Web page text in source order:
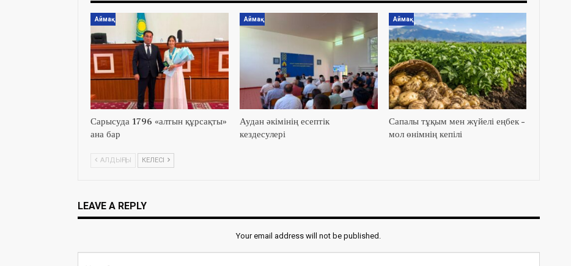
Аймақ
Сарысуда 1796 «алтын құрсақты»
ана бар
Аймақ
Аудан әкімінің есептік
кездесулері
Аймақ
Сапалы тұқым мен жүйелі еңбек –
мол өнімнің кепілі
АЛДЫҢҒЫ КЕЛЕСІ
LEAVE A REPLY
Your email address will not be published.